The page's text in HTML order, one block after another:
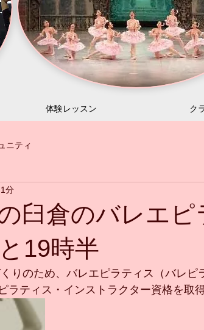
体験レッスン ク
ニティ
臼倉のバレエ
19時半
分
りのため、バレエピラティス（バレピ
ラティス・インストラクター資格を取得